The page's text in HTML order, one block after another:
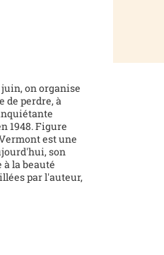
on organise
de perdre, à
1948. Figure
est une
son
la beauté
par l'auteur,